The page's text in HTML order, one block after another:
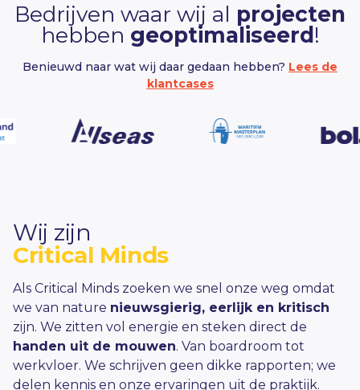
Bedrijven waar wij al projecten
hebben geoptimaliseerd !
Benieuwd naar wat wij daar gedaan hebben? Lees de
klantcases
Wij zijn
Critical Minds
Als Critical Minds zoeken we snel onze weg omdat
we van nature nieuwsgierig, eerlijk en kritisch
zijn. We zitten vol energie en steken direct de
handen uit de mouwen. Van boardroom tot
werkvloer. We schrijven geen dikke rapporten; we
delen kennis en onze ervaringen uit de praktijk.